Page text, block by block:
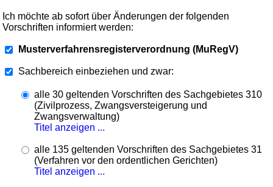
Ich möchte ab sofort über Änderungen der folgenden
Vorschriften informiert werden:
Musterverfahrensregisterverordnung (MuRegV)
Sachbereich einbeziehen und zwar:
alle 30 geltenden Vorschriften des Sachgebietes 310
(Zivilprozess, Zwangsversteigerung und
Zwangsverwaltung)
Titel anzeigen ...
alle 135 geltenden Vorschriften des Sachgebietes 31
(Verfahren vor den ordentlichen Gerichten)
Titel anzeigen ...